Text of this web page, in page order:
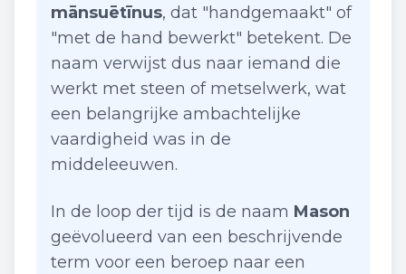
mānsuētīnus, dat "handgemaakt" of
"met de hand bewerkt" betekent. De
naam verwijst dus naar iemand die
werkt met steen of metselwerk, wat
een belangrijke ambachtelijke
vaardigheid was in de
middeleeuwen.
In de loop der tijd is de naam Mason
geëvolueerd van een beschrijvende
term voor een beroep naar een